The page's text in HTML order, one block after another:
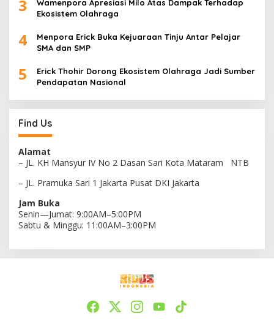
3
Wamenpora Apresiasi Milo Atas Dampak Terhadap
Ekosistem Olahraga
4
Menpora Erick Buka Kejuaraan Tinju Antar Pelajar
SMA dan SMP
5
Erick Thohir Dorong Ekosistem Olahraga Jadi Sumber
Pendapatan Nasional
Find Us
Alamat
– JL. KH Mansyur IV No 2 Dasan Sari Kota Mataram NTB
– JL. Pramuka Sari 1 Jakarta Pusat DKI Jakarta
Jam Buka
Senin—Jumat: 9:00AM–5:00PM
Sabtu & Minggu: 11:00AM–3:00PM